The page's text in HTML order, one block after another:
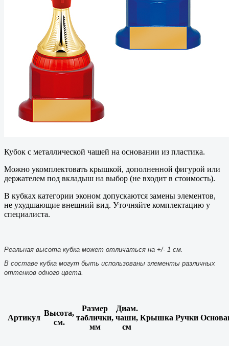
Кубок с металлической чашей на основании из пластика.
Можно укомплектовать крышкой, дополненной фигурой или
держателем под вкладыш на выбор (не входит в стоимость).
В кубках категории эконом допускаются замены элементов,
не ухудшающие внешний вид. Уточняйте комплектацию у
специалиста.
Реальная высота кубка может отличаться на +/- 1 см.
В составе кубка могут быть использованы элементы различных
оттенков одного цвета.
Артикул
Высота,
см.
Размер
таблички,
мм
Диам.
чаши,
см
Крышка Ручки